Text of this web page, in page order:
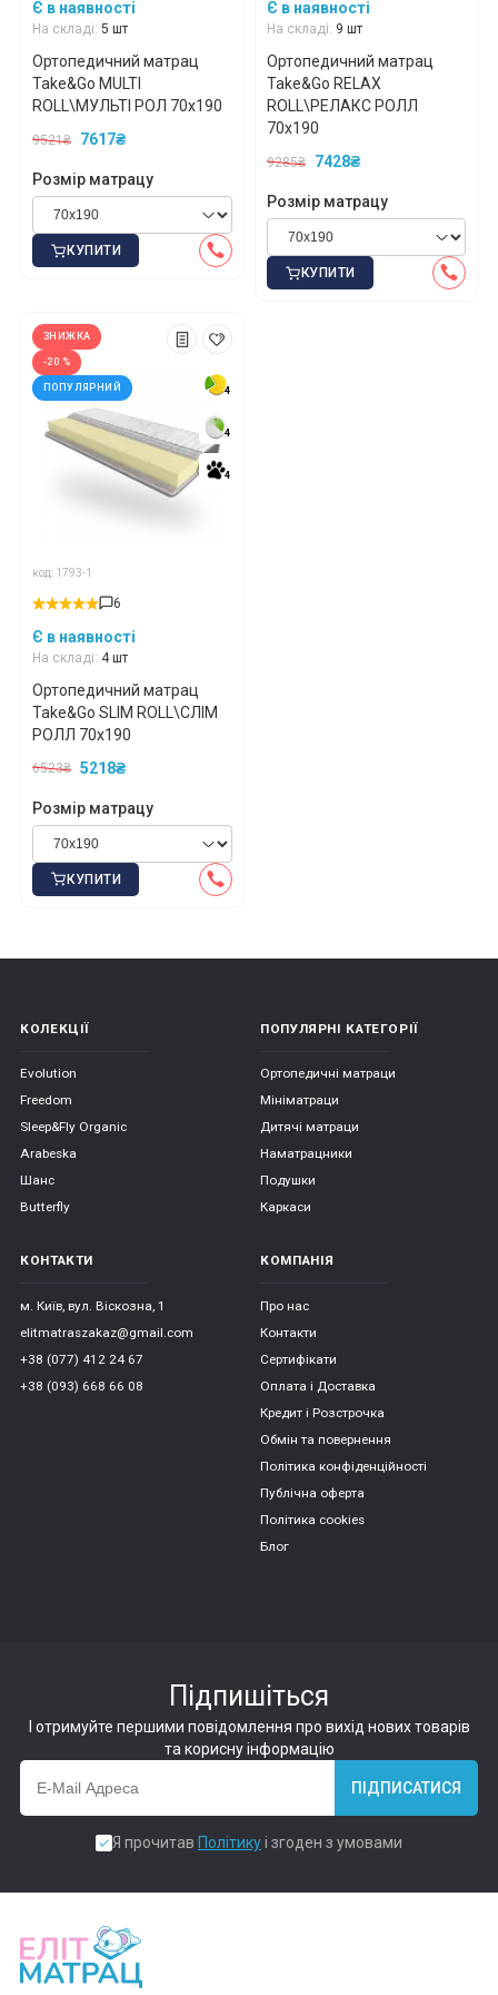
Є в наявності
На складі: 5 шт
Ортопедичний матрац
Take&Go MULTI
ROLL\МУЛЬТІ РОЛ 70x190
9521₴ 7617₴
Розмір матрацу
КУПИТИ
Є в наявності
На складі: 9 шт
Ортопедичний матрац
Take&Go RELAX
ROLL\РЕЛАКС РОЛЛ
70x190
9285₴ 7428₴
Розмір матрацу
КУПИТИ
4
4
4
ЗНИЖКА
-20 %
ПОПУЛЯРНИЙ
код: 1793-1
6
Є в наявності
На складі: 4 шт
4
4
4
Ортопедичний матрац
Take&Go SLIM ROLL\СЛІМ
РОЛЛ 70x190
6523₴ 5218₴
Розмір матрацу
КУПИТИ
КОЛЕКЦІЇ
Evolution
Freedom
Sleep&Fly Organic
Arabeska
Шанс
Butterfly
ПОПУЛЯРНІ КАТЕГОРІЇ
Ортопедичні матраци
Мініматраци
Дитячі матраци
Наматрацники
Подушки
Каркаси
КОНТАКТИ
м. Київ, вул. Віскозна, 1
elitmatraszakaz@gmail.com
+38 (077) 412 24 67
+38 (093) 668 66 08
КОМПАНІЯ
Про нас
Контакти
Сертифікати
Оплата і Доставка
Кредит і Розстрочка
Обмін та повернення
Політика конфіденційності
Публічна оферта
Політика cookies
Блог
Підпишіться
І отримуйте першими повідомлення про вихід нових товарів
та корисну інформацію
ПІДПИСАТИСЯ
Я прочитав Політикуі згоден з умовами